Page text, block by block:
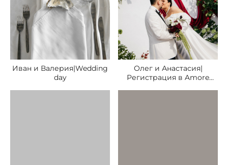
Иван и Валерия|Wedding
day
Олег и Анастасия|
Регистрация в Amore